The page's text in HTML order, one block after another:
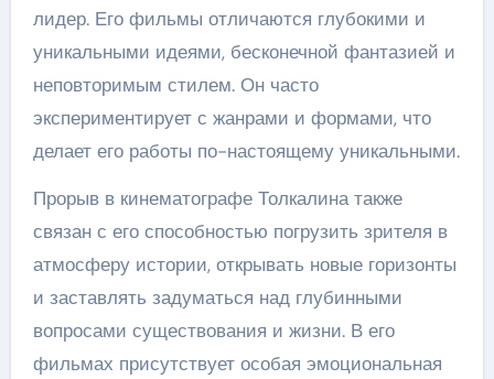
лидер. Его фильмы отличаются глубокими и
уникальными идеями, бесконечной фантазией и
неповторимым стилем. Он часто
экспериментирует с жанрами и формами, что
делает его работы по-настоящему уникальными.
Прорыв в кинематографе Толкалина также
связан с его способностью погрузить зрителя в
атмосферу истории, открывать новые горизонты
и заставлять задуматься над глубинными
вопросами существования и жизни. В его
фильмах присутствует особая эмоциональная